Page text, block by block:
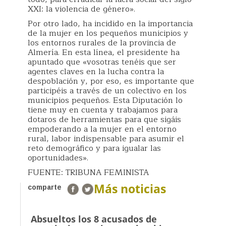
XXI: la violencia de género».
Por otro lado, ha incidido en la importancia
de la mujer en los pequeños municipios y
los entornos rurales de la provincia de
Almería. En esta línea, el presidente ha
apuntado que «vosotras tenéis que ser
agentes claves en la lucha contra la
despoblación y, por eso, es importante que
participéis a través de un colectivo en los
municipios pequeños. Esta Diputación lo
tiene muy en cuenta y trabajamos para
dotaros de herramientas para que sigáis
empoderando a la mujer en el entorno
rural, labor indispensable para asumir el
reto demográfico y para igualar las
oportunidades».
FUENTE: TRIBUNA FEMINISTA
comparte Más noticias
Absueltos los 8 acusados de